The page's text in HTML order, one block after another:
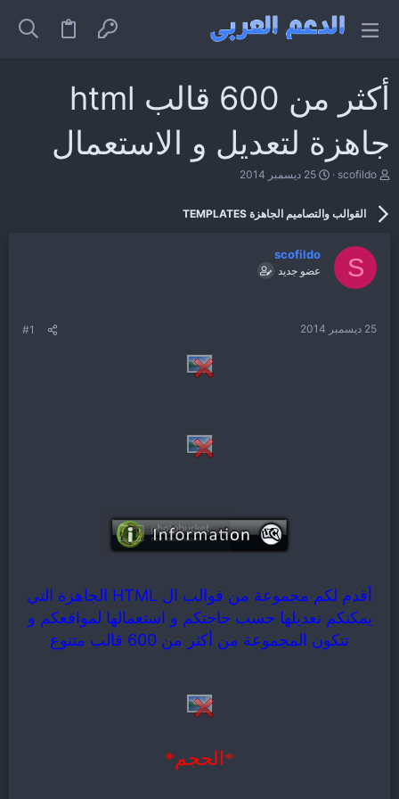
أكثر من 600 قالب html
جاهزة لتعديل و الاستعمال
ب
م
و
ض
scofildo
ت
ي
ل
ب
25 ديسمبر 2014
القوالب والتصاميم الجاهزة TEMPLATES
S
scofildo
عضو جديد
25 ديسمبر 2014 #1
أقدم لكم مجموعة من قوالب ال HTML الجاهزة التي
يمكنكم تعديلها حسب حاجتكم و استعمالها لمواقعكم و
تتكون المجموعة من أكثر من 600 قالب متنوع
*الحجم*